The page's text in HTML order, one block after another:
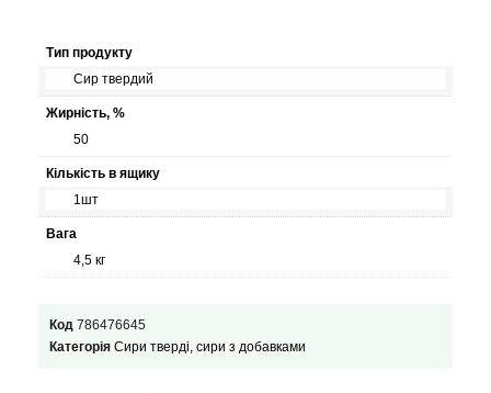
Тип продукту
Сир твердий
Жирність, %
50
Кількість в ящику
1шт
Вага
4,5 кг
Код 786476645
Категорія Сири тверді, сири з добавками